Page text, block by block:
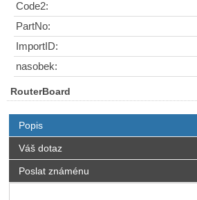
Code2:
PartNo:
ImportID:
nasobek:
RouterBoard
Popis
Váš dotaz
Poslat známénu